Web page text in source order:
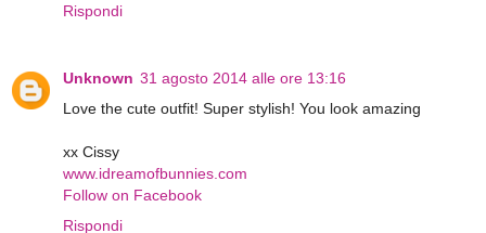
Rispondi
Unknown 31 agosto 2014 alle ore 13:16
Love the cute outfit! Super stylish! You look amazing
xx Cissy
www.idreamofbunnies.com
Follow on Facebook
Rispondi